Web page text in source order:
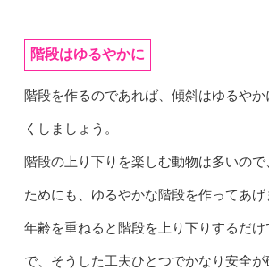
階段はゆるやかに
階段を作るのであれば、傾斜はゆるや
くしましょう。
階段の上り下りを楽しむ動物は多いの
ためにも、ゆるやかな階段を作ってあげ
年齢を重ねると階段を上り下りするだ
で、そうした工夫ひとつでかなり安全が